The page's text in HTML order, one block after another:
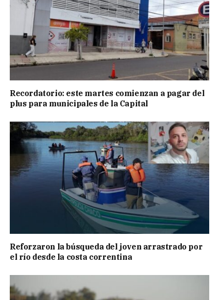
Recordatorio: este martes comienzan a pagar del
plus para municipales de la Capital
Reforzaron la búsqueda del joven arrastrado por
el río desde la costa correntina